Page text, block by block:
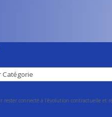
connecté à l'évolution contractuelle et